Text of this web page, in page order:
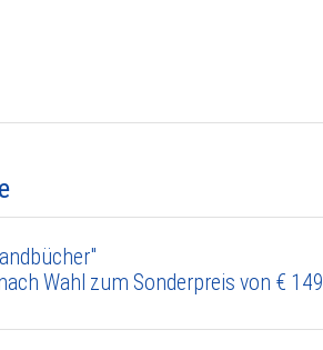
Wahl zum Sonderpreis von €